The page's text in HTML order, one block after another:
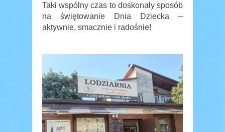
Taki wspólny czas to doskonały sposób
na świętowanie Dnia Dziecka –
aktywnie, smacznie i radośnie!